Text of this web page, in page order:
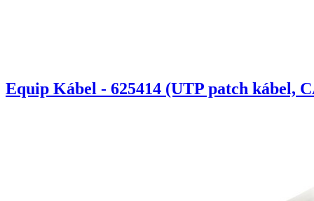
Equip Kábel - 625414 (UTP patch kábel,